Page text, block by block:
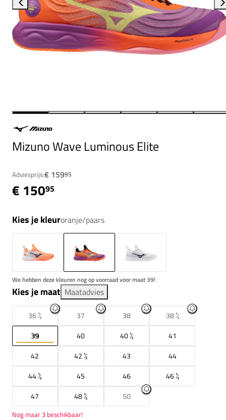
Mizuno Wave Luminous Elite
Adviesprijs:€ 15995
€ 15095
Kies je kleuroranje/paars
We hebben deze kleuren nog op voorraad voor maat 39!
Kies je maat Maatadvies
36 ½ 37 38
38 ½
39
40 40 ½
41
42
42 ½ 43
44
44 ½
45 46
46 ½
47
48 ½ 50
Nog maar 3 beschikbaar!